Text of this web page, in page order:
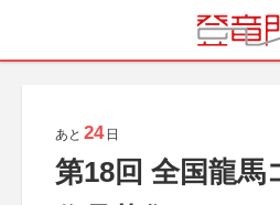
あと 24 日
第18回 全国龍馬